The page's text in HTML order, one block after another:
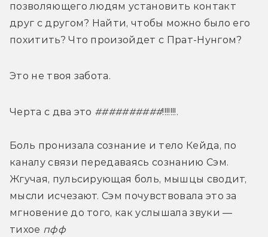
позволяющего людям установить контакт
друг с другом? Найти, чтобы можно было его
похитить? Что произойдет с Прат-Нунгом?
Это не твоя забота.
Черта с два это ##########!!!!!!!.
Боль пронизала сознание и тело Кейда, по
каналу связи передаваясь сознанию Сэм.
Жгучая, пульсирующая боль, мышцы сводит,
мысли исчезают. Сэм почувствовала это за
мгновение до того, как услышала звуки —
тихое пфф